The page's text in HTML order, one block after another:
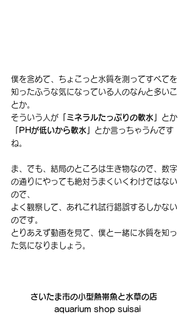
僕を含めて、ちょこっと水質を測ってすべてを
知ったふうな気になっている人のなんと多いこ
とか。
そういう人が 「ミネラルたっぷりの軟水」 とか
「PHが低いから軟水」 とか言っちゃうんです
ね。
ま、でも、結局のところは生き物なので、数字
の通りにやっても絶対うまくいくわけではない
ので、
よく観察して、あれこれ試行錯誤するしかない
のです。
とりあえず動画を見て、僕と一緒に水質を知っ
た気になりましょう。
さいたま市の小型熱帯魚と水草の店
aquarium shop suisai